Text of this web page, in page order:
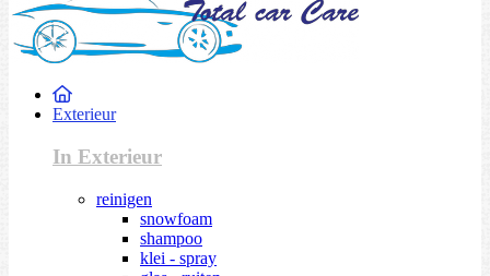
Exterieur
In Exterieur
reinigen
snowfoam
shampoo
klei - spray